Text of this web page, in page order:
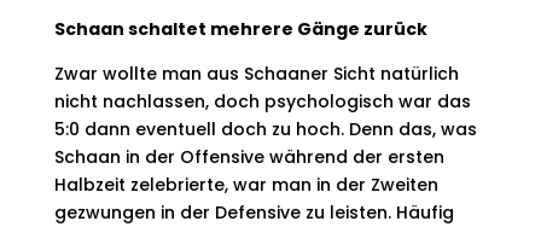
Schaan schaltet mehrere Gänge zurück
Zwar wollte man aus Schaaner Sicht natürlich
nicht nachlassen, doch psychologisch war das
5:0 dann eventuell doch zu hoch. Denn das, was
Schaan in der Offensive während der ersten
Halbzeit zelebrierte, war man in der Zweiten
gezwungen in der Defensive zu leisten. Häufig